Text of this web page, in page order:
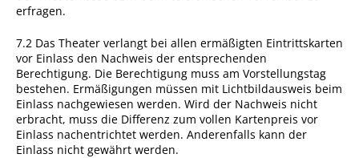
erfragen.
7.2 Das Theater verlangt bei allen ermäßigten Eintrittskarten
vor Einlass den Nachweis der entsprechenden
Berechtigung. Die Berechtigung muss am Vorstellungstag
bestehen. Ermäßigungen müssen mit Lichtbildausweis beim
Einlass nachgewiesen werden. Wird der Nachweis nicht
erbracht, muss die Differenz zum vollen Kartenpreis vor
Einlass nachentrichtet werden. Anderenfalls kann der
Einlass nicht gewährt werden.